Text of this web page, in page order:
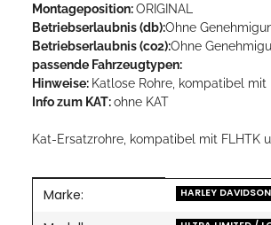
Montageposition:ORIGINAL
Betriebserlaubnis (db):Ohne
Betriebserlaubnis (co2):Ohne
passende Fahrzeugtypen:
Hinweise: Katlose Rohre, kompatibel mit
Info zum KAT:ohne KAT
Kat-Ersatzrohre, kompatibel mit FLHTK
Produkteigenschaft
Wert
Marke: HARLEY DAVIDSON